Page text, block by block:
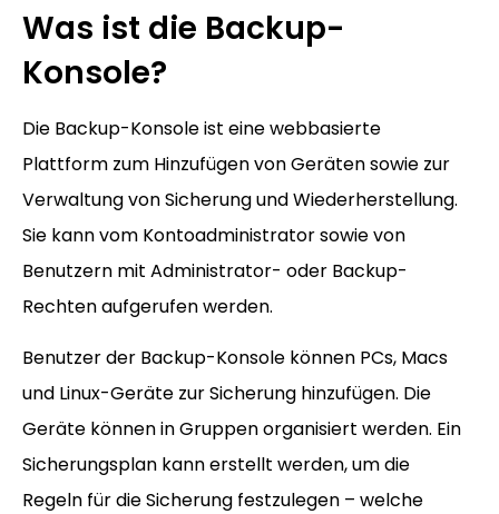
Was ist die Backup-
Konsole?
Die Backup-Konsole ist eine webbasierte
Plattform zum Hinzufügen von Geräten sowie zur
Verwaltung von Sicherung und Wiederherstellung.
Sie kann vom Kontoadministrator sowie von
Benutzern mit Administrator- oder Backup-
Rechten aufgerufen werden.
Benutzer der Backup-Konsole können PCs, Macs
und Linux-Geräte zur Sicherung hinzufügen. Die
Geräte können in Gruppen organisiert werden. Ein
Sicherungsplan kann erstellt werden, um die
Regeln für die Sicherung festzulegen – welche